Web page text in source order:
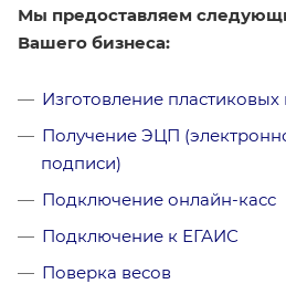
Мы предоставляем
Вашего бизнеса:
Изготовление пластиковых
Получение ЭЦП
подписи)
Подключение онлайн-касс
Подключение к ЕГАИС
Поверка весов